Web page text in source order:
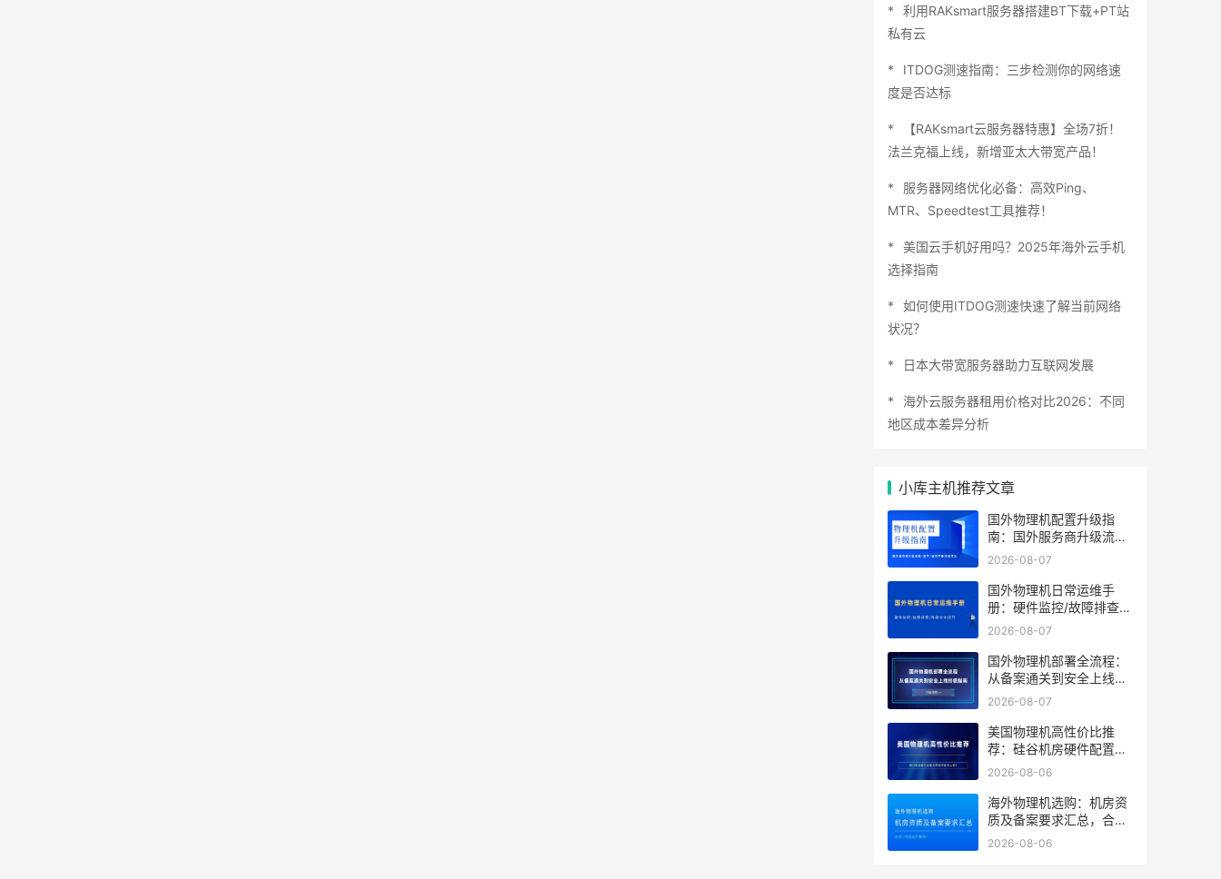
利用RAKsmart服务器搭建BT下载+PT站
私有云
ITDOG测速指南：三步检测你的网络速
度是否达标
【RAKsmart云服务器特惠】全场7折！
法兰克福上线，新增亚太大带宽产品！
服务器网络优化必备：高效Ping、
MTR、Speedtest工具推荐！
美国云手机好用吗？2025年海外云手机
选择指南
如何使用ITDOG测速快速了解当前网络
状况？
日本大带宽服务器助力互联网发展
海外云服务器租用价格对比2026：不同
地区成本差异分析
小库主机推荐文章
国外物理机配置升级指
南：国外服务商升级流程/
成本/业务中断风险对比
2026-08-07
国外物理机日常运维手
册：硬件监控/故障排查/
性能优化技巧
2026-08-07
国外物理机部署全流程：
从备案通关到安全上线终
极指南
2026-08-07
美国物理机高性价比推
荐：硅谷机房硬件配置及
带宽方案怎么选？
2026-08-06
海外物理机选购：机房资
质及备案要求汇总，合规
与性能如何兼得？
2026-08-06